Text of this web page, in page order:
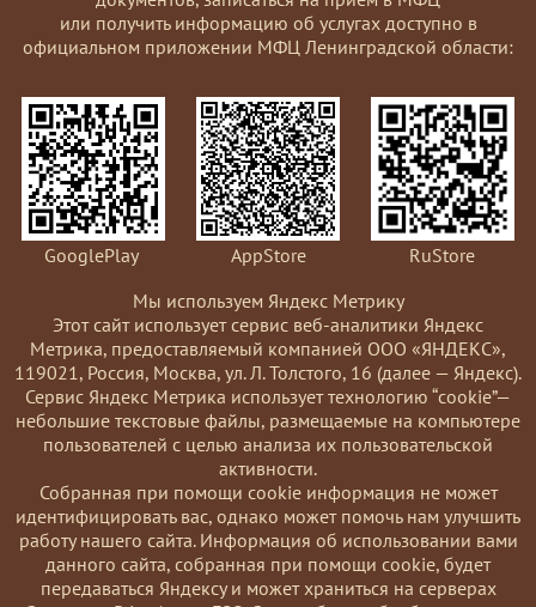
или получить информацию об услугах доступно в
официальном приложении МФЦ Ленинградской области:
GooglePlay AppStore
RuStore
Мы используем Яндекс Метрику
Этот сайт использует сервис веб-аналитики Яндекс
Метрика, предоставляемый компанией ООО «ЯНДЕКС»,
119021, Россия, Москва, ул. Л. Толстого, 16 (далее — Яндекс).
Сервис Яндекс Метрика использует технологию “cookie”—
небольшие текстовые файлы, размещаемые на компьютере
пользователей с целью анализа их пользовательской
активности.
Coбранная при помощи cookie информация не может
идентифицировать вас, однако может помочь нам улучшить
работу нашего сайта. Информация об использовании вами
данного сайта, собранная при помощи cookie, будет
передаваться Яндексу и может храниться на серверах